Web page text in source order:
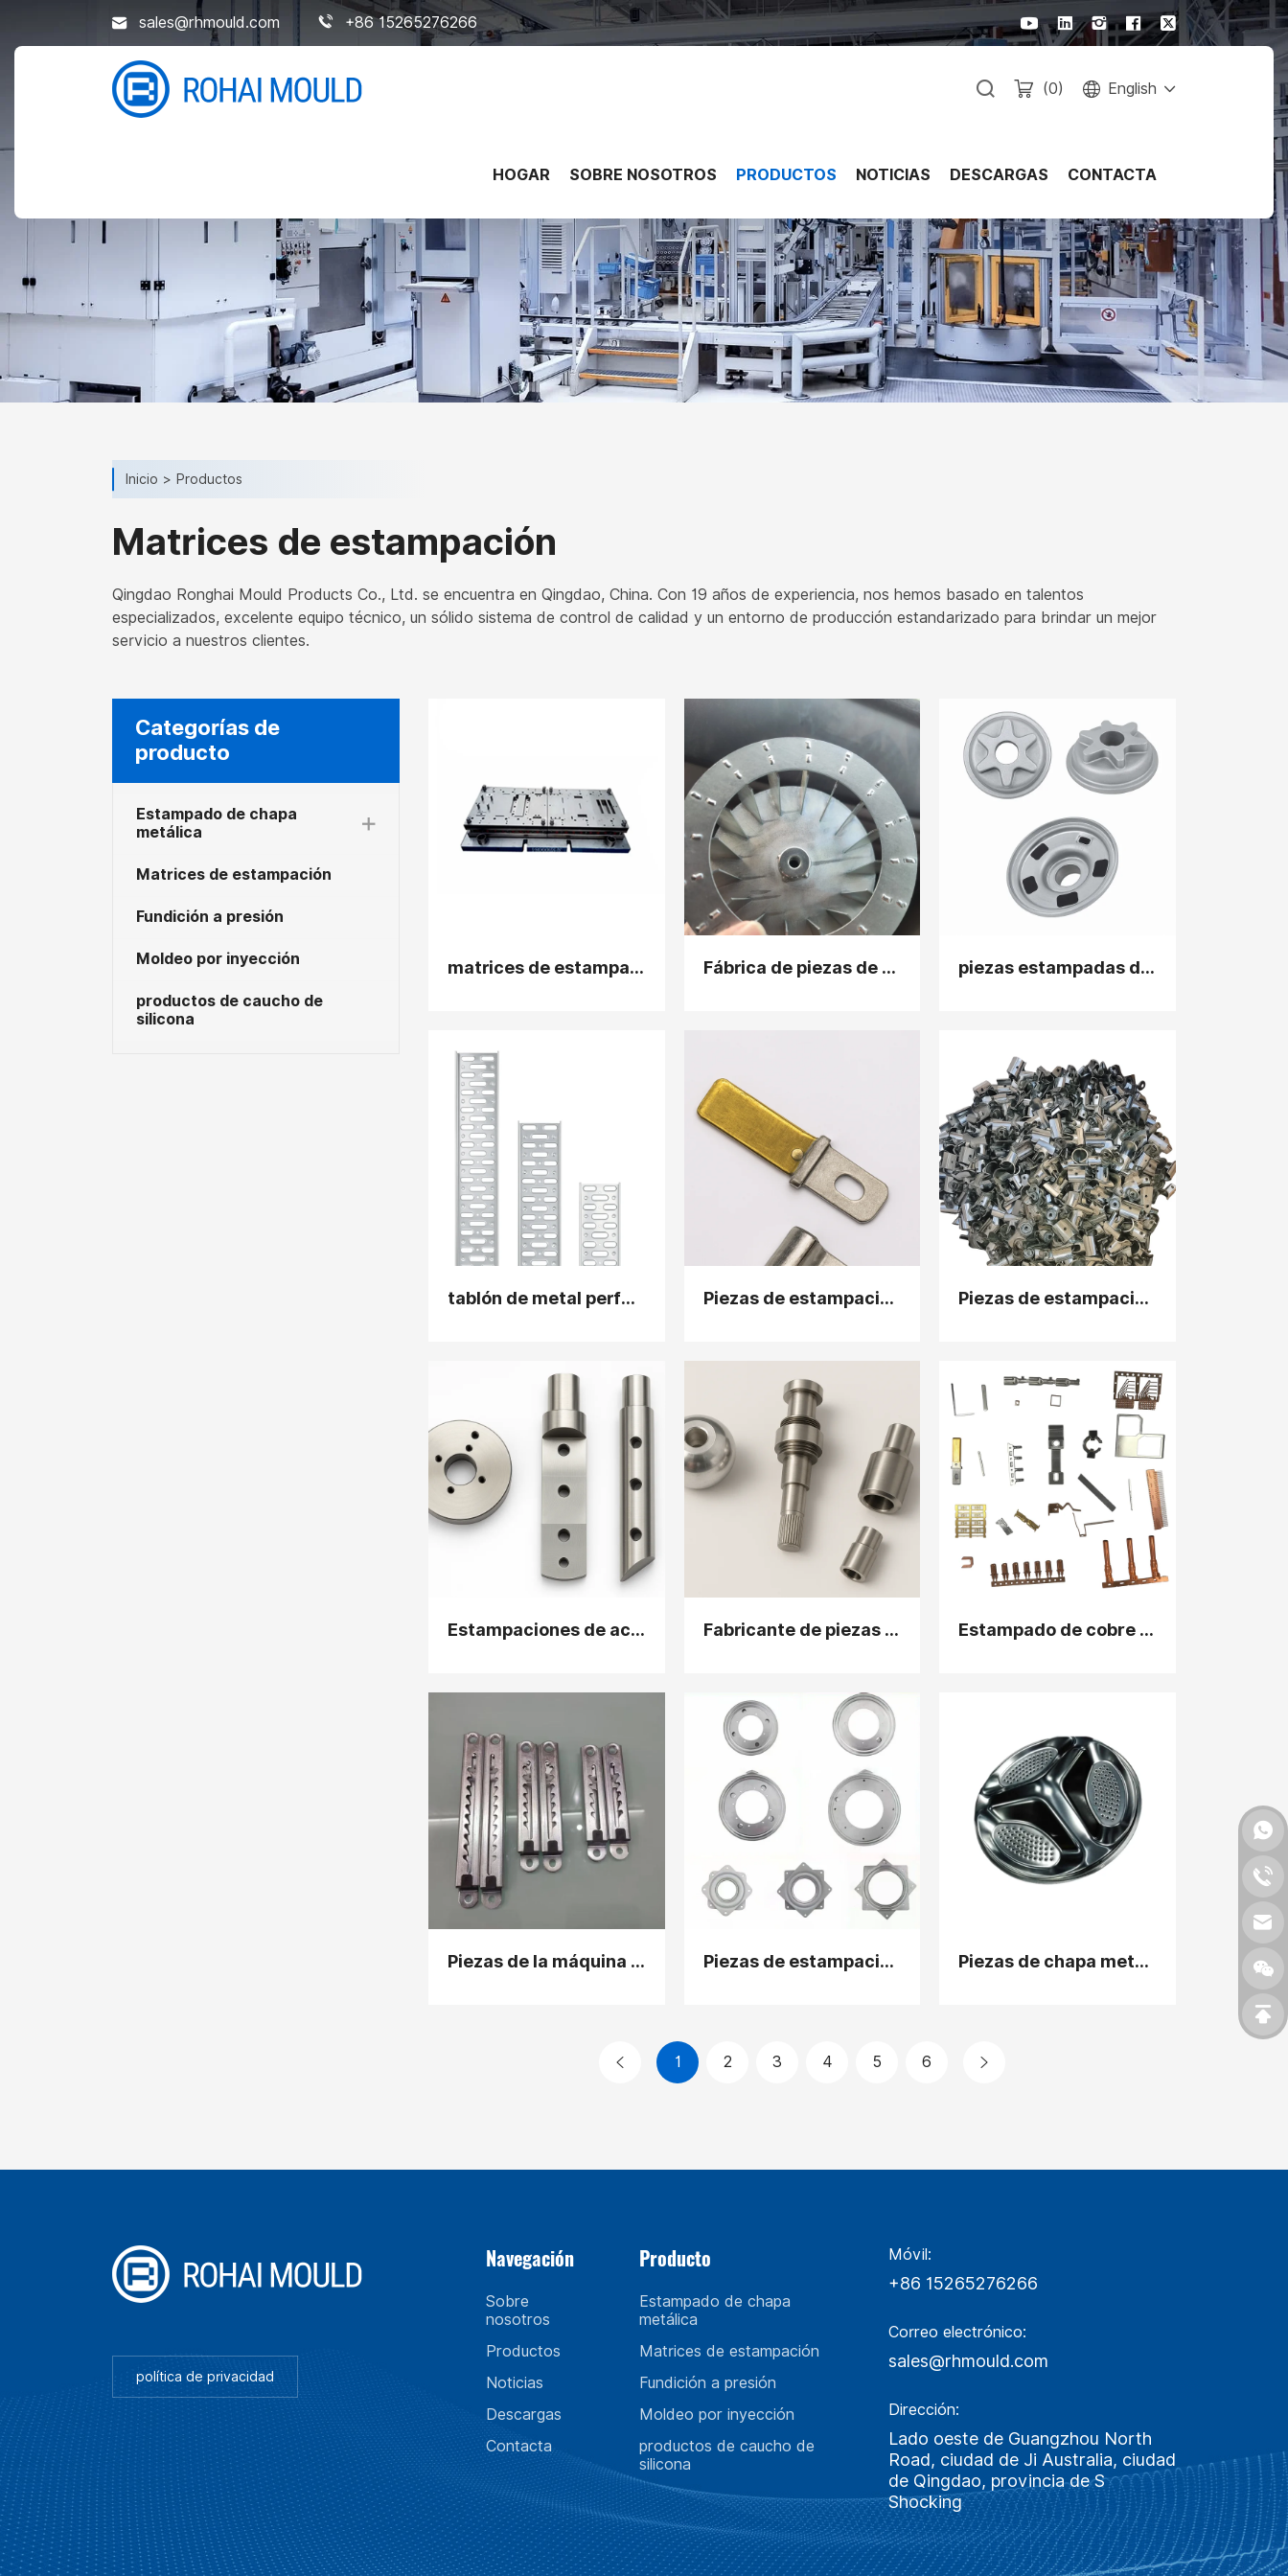
sales@rhmould.com +86 15265276266
English
(0)
HOGAR SOBRE NOSOTROS PRODUCTOS NOTICIAS DESCARGAS CONTACTA
Inicio Productos
Matrices de estampación
Qingdao Ronghai Mould Products Co., Ltd. se encuentra en Qingdao, China. Con 19 años de experiencia, nos hemos basado en talentos
especializados, excelente equipo técnico, un sólido sistema de control de calidad y un entorno de producción estandarizado para brindar un mejor
servicio a nuestros clientes.
Categorías de
producto
Estampado de chapa
metálica
Matrices de estampación
Fundición a presión
Moldeo por inyección
productos de caucho de
silicona
matrices de estampación de metal Fábrica de piezas de estampación de metal piezas estampadas de metal galvanizado
tablón de metal perforado Piezas de estampación de metal de aluminio Piezas de estampación metálica prefabricadas de hormigón
Estampaciones de acero aleado Fabricante de piezas estampadas de acero al carbono personalizadas Estampado de cobre de precisión
Piezas de la máquina de punzonado continuo Piezas de estampación de metal Piezas de chapa metálica para lavadora
1 2 3 4 5 6
política de privacidad
Navegación
Sobre
nosotros
Productos
Noticias
Descargas
Contacta
Producto
Estampado de chapa
metálica
Matrices de estampación
Fundición a presión
Moldeo por inyección
productos de caucho de
silicona
Móvil:
+86 15265276266
Correo electrónico:
sales@rhmould.com
Dirección:
Lado oeste de Guangzhou North
Road, ciudad de Ji Australia, ciudad
de Qingdao, provincia de S
Shocking